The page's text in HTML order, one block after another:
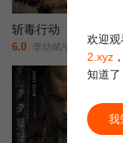
斩毒行动
6.0 李幼斌/张光北/李雨桐/
正片
欢迎观
2.xyz
知道了
我